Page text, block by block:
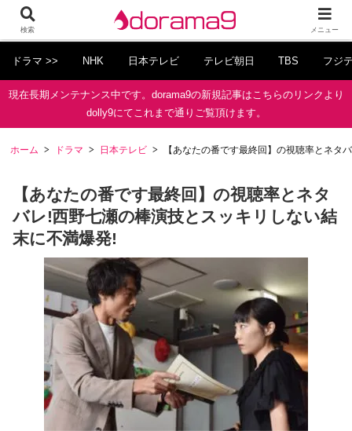
ドラマ >> NHK 日本テレビ テレビ朝日 TBS フジ
現在長期メンテナンス中です。dorama9の新規記事はこちらのリンクより
dolly9にてこれまで通りご覧頂けます。
ホーム ドラマ 日本テレビ 【あなたの番です最終回】の視聴率とネタ
【あなたの番です最終回】の視聴率とネタ
バレ!西野七瀬の棒演技とスッキリしない結
末に不満爆発!
検索 メニュー